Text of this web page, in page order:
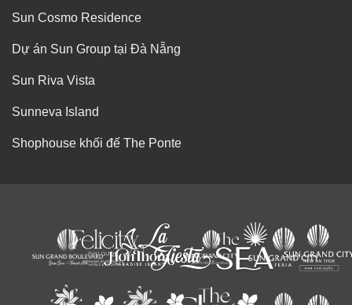
Sun Cosmo Residence
Dự án Sun Group tại Đà Nẵng
Sun Riva Vista
Sunneva Island
Shophouse khối đế The Ponte